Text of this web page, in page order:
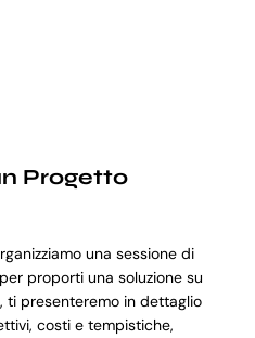
Progetto
una sessione di
proporti una soluzione su
ti presenteremo in dettaglio
costi e tempistiche,